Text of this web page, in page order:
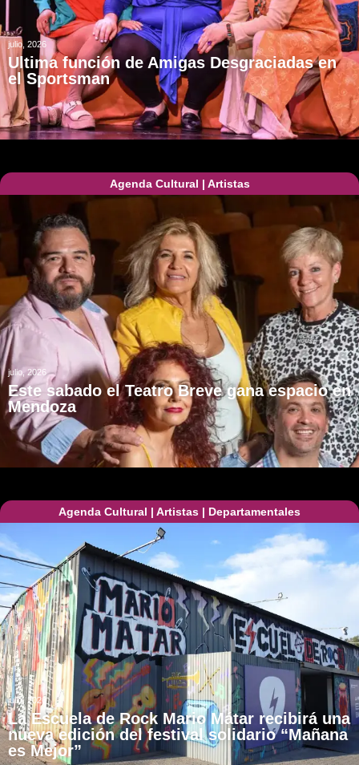
julio, 2026
Ultima función de Amigas Desgraciadas en
el Sportsman
Agenda Cultural | Artistas
julio, 2026
Este sabado el Teatro Breve gana espacio en
Mendoza
Agenda Cultural | Artistas | Departamentales
julio, 2026
La Escuela de Rock Mario Mátar recibirá una
nueva edición del festival solidario “Mañana
es Mejor”